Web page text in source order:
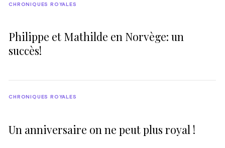
Philippe et Mathilde en Norvège: un
succès!
CHRONIQUES ROYALES
Un anniversaire on ne peut plus royal !
CHRONIQUES ROYALES